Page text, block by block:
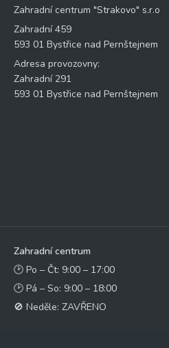
Zahradní centrum "Strakovo" s.r.o
Zahradní 459
593 01 Bystřice nad Pernštejnem
Adresa provozovny:
Zahradní 291
593 01 Bystřice nad Pernštejnem
Zahradní centrum
🕑 Po – Čt: 9:00 – 17:00
🕑 Pá – So: 9:00 – 18:00
🚫 Neděle: ZAVŘENO